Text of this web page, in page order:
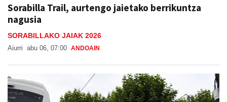
Sorabilla Trail, aurtengo jaietako berrikuntza
nagusia
SORABILLAKO JAIAK 2026
Aiurri abu 06, 07:00 ANDOAIN